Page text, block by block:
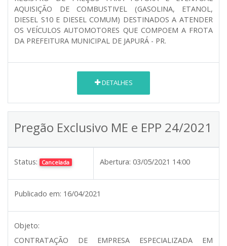
AQUISIÇÃO DE COMBUSTIVEL (GASOLINA, ETANOL,
DIESEL S10 E DIESEL COMUM) DESTINADOS A ATENDER
OS VEÍCULOS AUTOMOTORES QUE COMPOEM A FROTA
DA PREFEITURA MUNICIPAL DE JAPURÁ - PR.
DETALHES
Pregão Exclusivo ME e EPP 24/2021
Status: Cancelada Abertura: 03/05/2021 14:00
Publicado em: 16/04/2021
Objeto:
CONTRATAÇÃO DE EMPRESA ESPECIALIZADA EM